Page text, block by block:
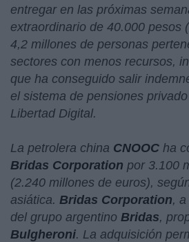
entregar en las próximas
extraordinario de 40.000 pesos
4,2 millones de personas
sectores con menos recursos,
que ha conseguido salir
el sistema de pensiones
Libertad Digital.
La petrolera china CNOOC ha
Bridas Corporation por 3.100
(2.240 millones de euros),
asiática. Bridas Corporation,
del grupo argentino Bridas,
Bulgheroni. La adquisición